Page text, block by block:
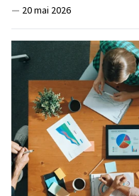
— 20 mai 2026